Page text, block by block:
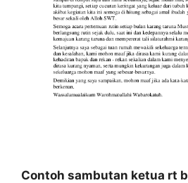
Contoh sambutan ketua rt